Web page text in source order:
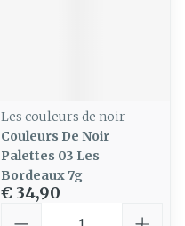
Les couleurs de noir
Couleurs De Noir
Palettes 03 Les
Bordeaux 7g
€ 34,90